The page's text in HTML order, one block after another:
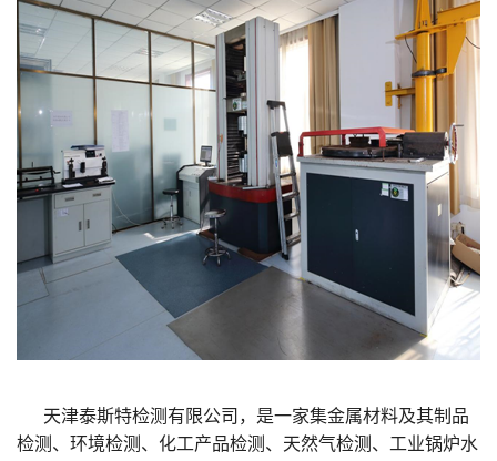
天津泰斯特检测有限公司，是一家集金属材料及其制品
检测、环境检测、化工产品检测、天然气检测、工业锅炉水